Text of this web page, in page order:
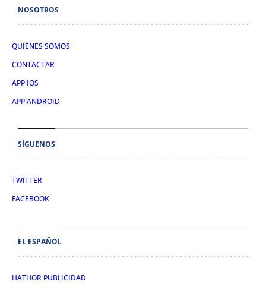
NOSOTROS
QUIÉNES SOMOS
CONTACTAR
APP IOS
APP ANDROID
SÍGUENOS
TWITTER
FACEBOOK
EL ESPAÑOL
HATHOR PUBLICIDAD